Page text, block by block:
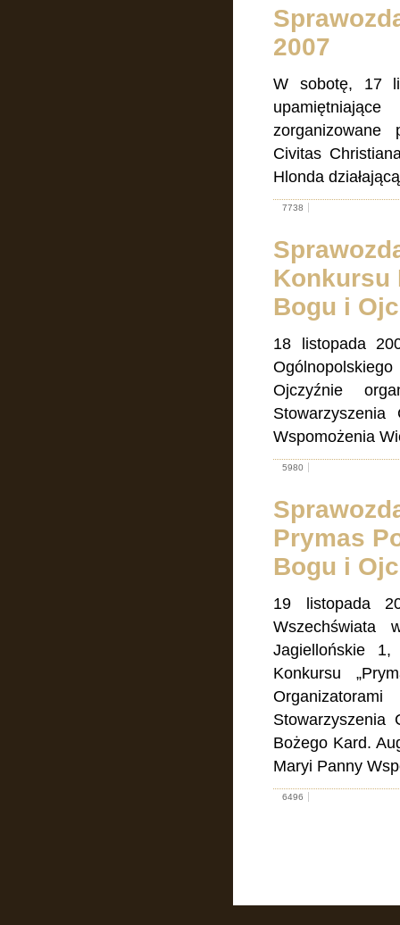
2007
W sobotę, 17
zorganizowane
Civitas
Hlonda
7738
Konkursu
Bogu i
18 listopada
Ojczyźnie
Wspomożenia
5980
Prymas
Bogu i
19 listopada
Wszechświata
Jagiellońskie 1,
Konkursu
Bożego Kard.
Maryi Panny
6496